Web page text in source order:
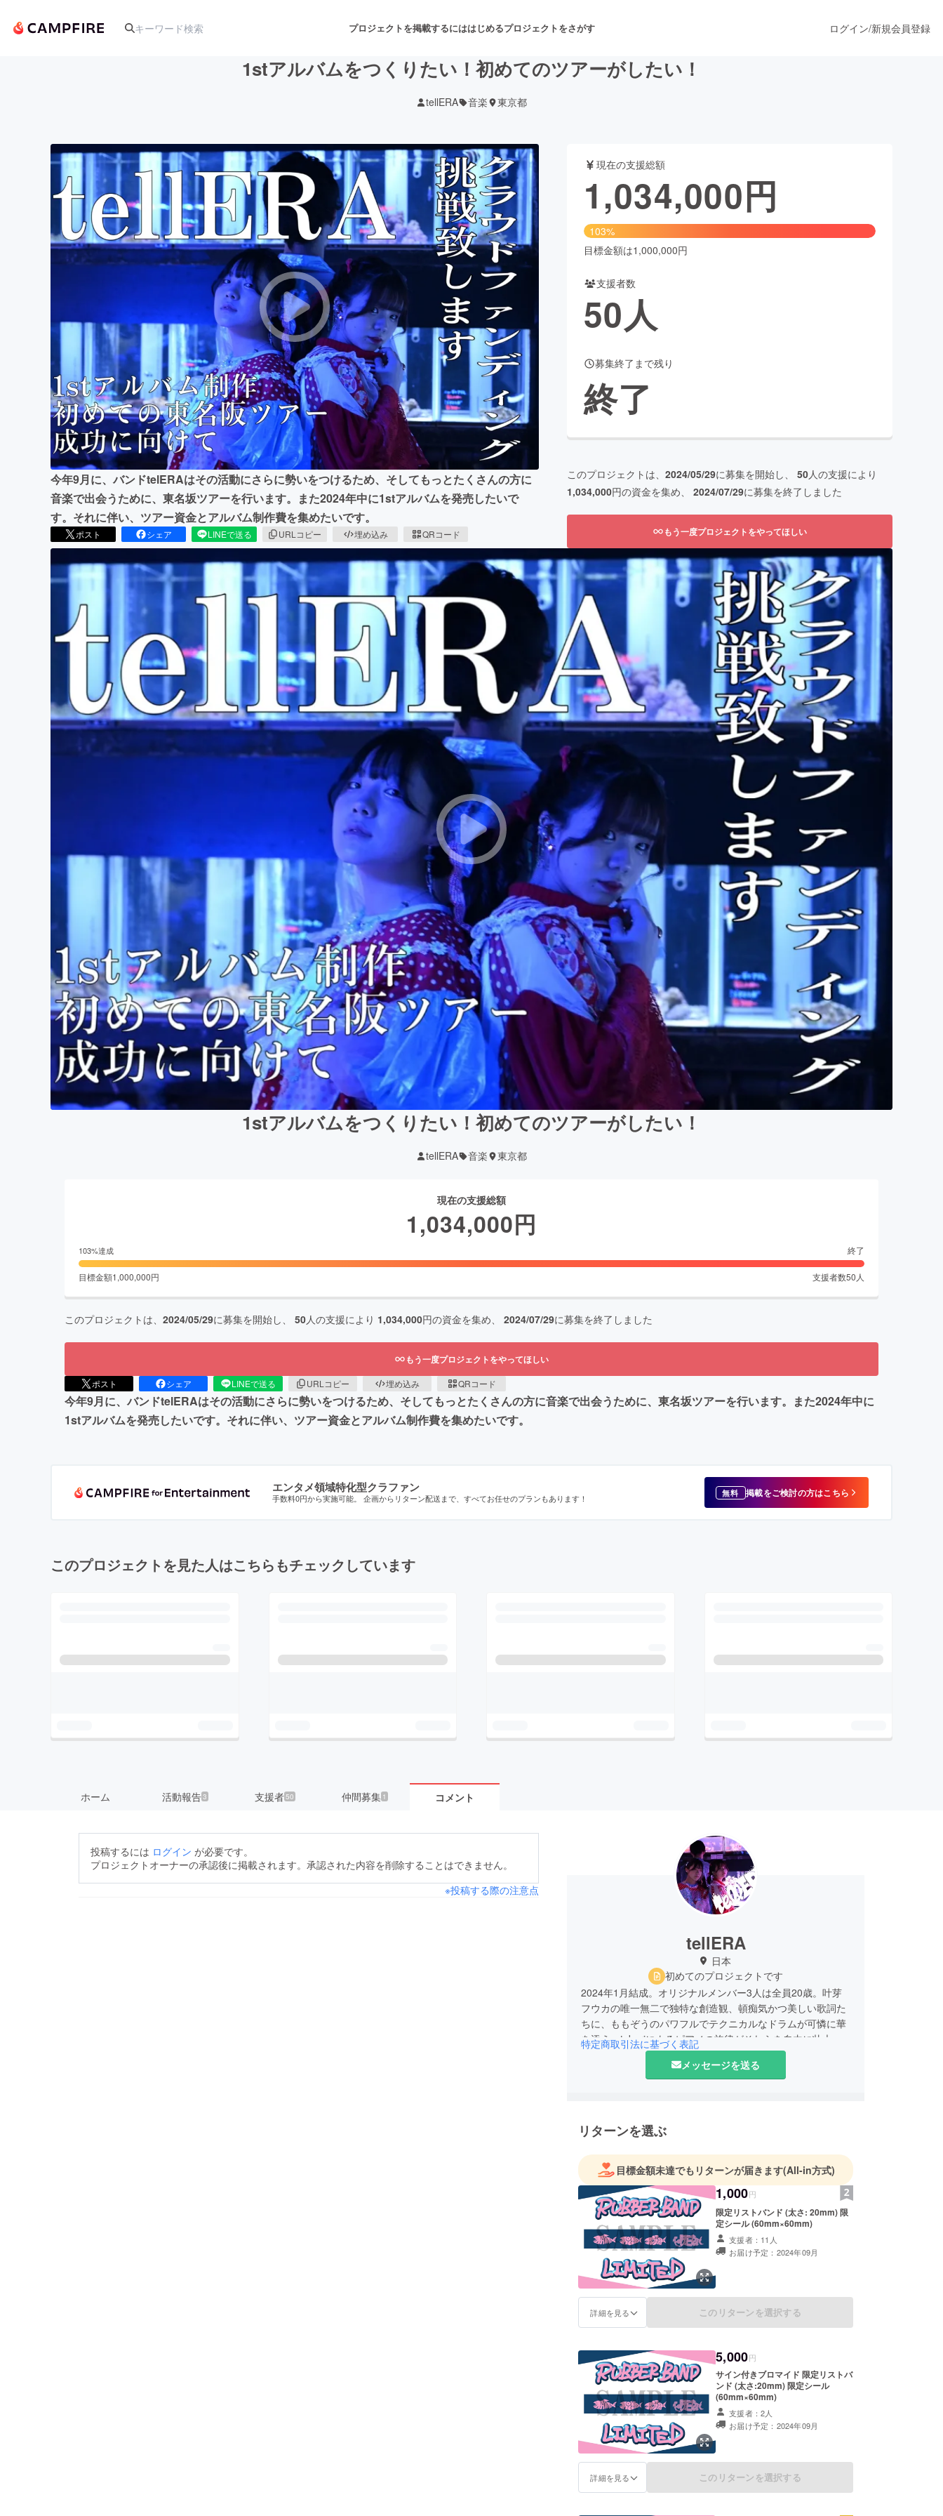
プロジェクトを掲載するにははじめるプロジェクトをさがす
アート・写真 音楽 舞台・パフォーマンス
テクノロジー・ガジェット ゲーム・サービス開発 フード・飲食店 ファッション
映像・映画 書籍・雑誌出版 アニメ・漫画
ビジネス・起業 チャレンジ ビューティー・ヘルスケア
まちづくり・地域活性化
CAMPFIRE for Social GoodCAMPFIRE Creation
CAMPFIREふるさと納税
machi-yaコミュニティ
ログイン/新規会員登録
1stアルバムをつくりたい！初めてのツアーがしたい！
tellERA 音楽 東京都
今年9月に、バンドtelERAはその活動にさらに勢いをつけるため、そしてもっとたくさんの方に
音楽で出会うために、東名坂ツアーを行います。また2024年中に1stアルバムを発売したいで
す。それに伴い、ツアー資金とアルバム制作費を集めたいです。
ポスト シェア LINEで送る URLコピー 埋め込み QRコード
現在の支援総額
1,034,000円
103%
目標金額は1,000,000円
支援者数
50人
募集終了まで残り
終了
このプロジェクトは、 2024/05/29に募集を開始し、 50人の支援により
1,034,000円の資金を集め、 2024/07/29に募集を終了しました
もう一度プロジェクトをやってほしい
1stアルバムをつくりたい！初めてのツアーがしたい！
tellERA 音楽 東京都
現在の支援総額
1,034,000円
103%達成 終了
目標金額1,000,000円 支援者数50 人
このプロジェクトは、 2024/05/29に募集を開始し、 50人の支援により 1,034,000円の資金を集め、 2024/07/29に募集を終了しました
もう一度プロジェクトをやってほしい
ポスト シェア LINEで送る URLコピー 埋め込み QRコード
今年9月に、バンドtelERAはその活動にさらに勢いをつけるため、そしてもっとたくさんの方に音楽で出会うために、東名坂ツアーを行います。また2024年中に
1stアルバムを発売したいです。それに伴い、ツアー資金とアルバム制作費を集めたいです。
エンタメ領域特化型クラファン
手数料0円から実施可能。 企画からリターン配送まで、すべてお任せのプランもあります！ 無料 掲載をご検討の方はこちら
このプロジェクトを見た人はこちらもチェックしています
ホーム 活動報告3 支援者50 仲間募集 1 コメント
投稿するには ログイン が必要です。
プロジェクトオーナーの承認後に掲載されます。承認された内容を削除することはできません。
※投稿する際の注意点
tellERA
日本
初めてのプロジェクトです
2024年1月結成。オリジナルメンバー3人は全員20歳。叶芽
フウカの唯一無二で独特な創造観、頓痴気かつ美しい歌詞た
ちに、ももぞうのパワフルでテクニカルなドラムが可憐に華
を添え、tobariによるピアノの旋律がそれらを自由に壮大に
まとめ上げる。「時代の流行に流されていたくない。売れる
ための音楽ではなく、表現したいものだけを歌う、創る。純
た。
リース。2023年秋より、武蔵野音楽祭に継続的に出演。俗を
全て取り払った繊細な音源の世界観とは裏腹に、ライブで
は、お客様に全力で楽しんでもらうべく、伝えたいという気
持ちを携えて大暴れしている。
特定商取引法に基づく表記
メッセージを送る
リターンを選ぶ
目標金額未達でもリターンが届きます(All-in方式)
1,000円
限定リストバンド (太さ: 20mm) 限
定シール (60mm×60mm)
支援者：11人
お届け予定：2024年09月
詳細を見る このリターンを選択する
5,000円
サイン付きブロマイド 限定リストバ
ンド (太さ:20mm) 限定シール
(60mm×60mm)
支援者：2人
お届け予定：2024年09月
詳細を見る このリターンを選択する